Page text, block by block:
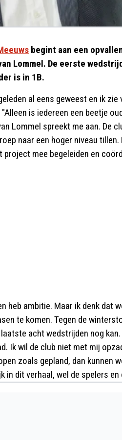
begint aan een
Lommel. De eerste
is in 1B.
al eens geweest en ik
is iedereen een beetje
Lommel spreekt me aan. De
naar een hoger niveau
project mee begeleiden en
heb ambitie. Maar ik denk dat
te komen. Tegen de
acht wedstrijden nog
Ik wil de club niet met mij
zoals gepland, dan kunnen
in dit verhaal, wel de spelers